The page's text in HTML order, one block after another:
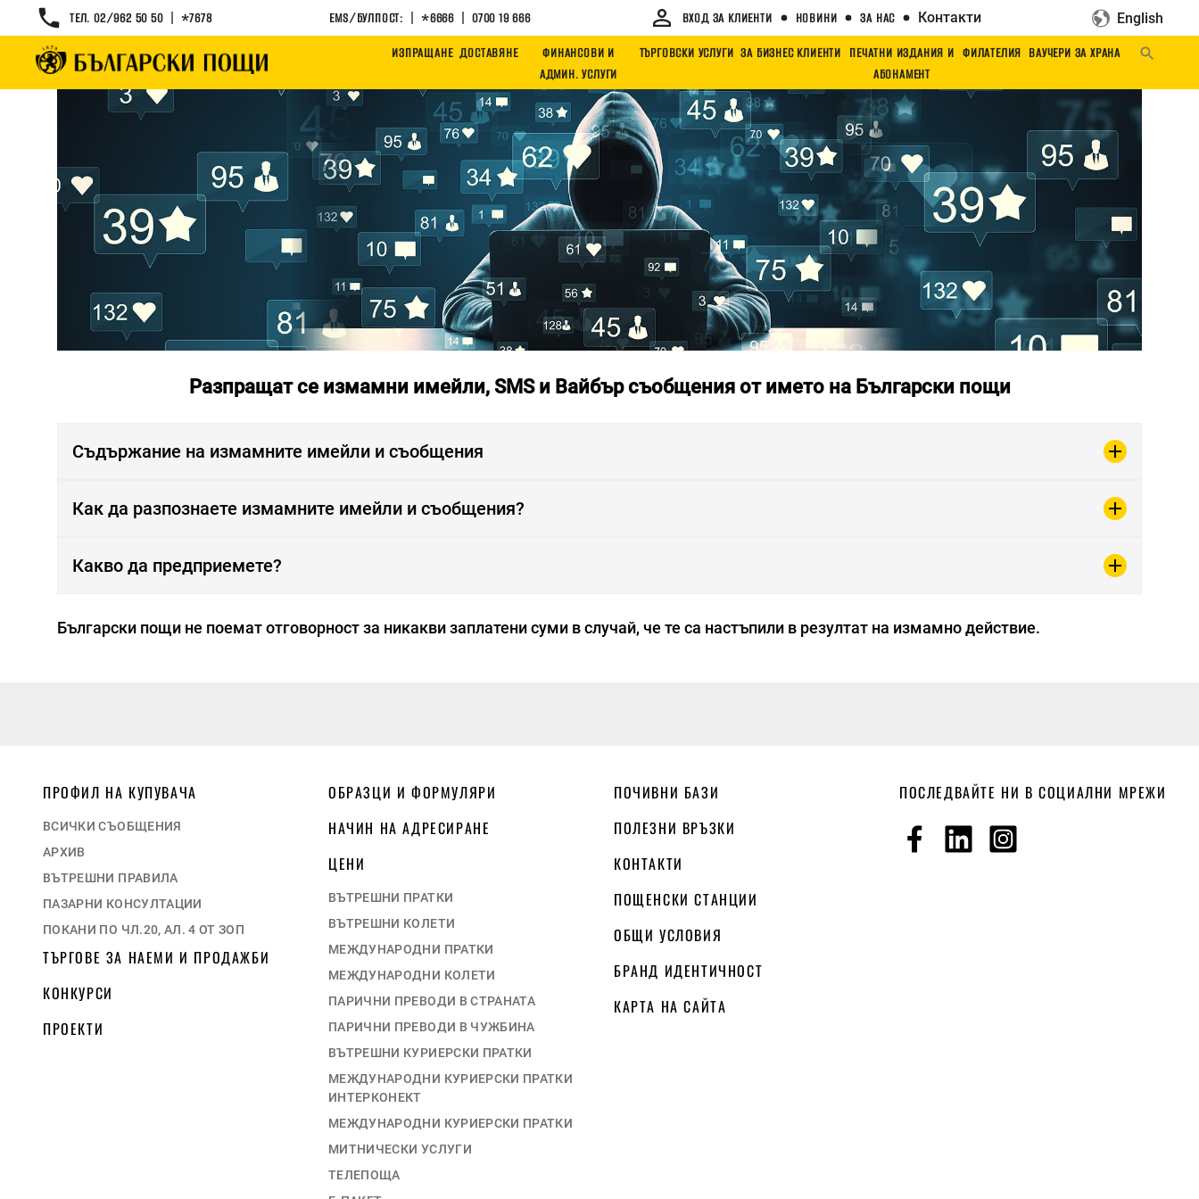
ТЕЛ. 02/962 50 50 | *7678 EMS/БУЛПОСТ: | *6666 | 0700 19 666 ВХОД ЗА КЛИЕНТИ НОВИНИ ЗА НАС Контакти English
ИЗПРАЩАНЕ ДОСТАВЯНЕ
ФИНАНСОВИ И
АДМИН. УСЛУГИ
ТЪРГОВСКИ УСЛУГИ ЗА БИЗНЕС КЛИЕНТИ ПЕЧАТНИ ИЗДАНИЯ И
АБОНАМЕНТ
ФИЛАТЕЛИЯ ВАУЧЕРИ ЗА ХРАНА
Разпращат се измамни имейли, SMS и Вайбър съобщения от името на Български пощи
Съдържание на измамните имейли и съобщения
Как да разпознаете измамните имейли и съобщения?
Какво да предприемете?
Български пощи не поемат отговорност за никакви заплатени суми в случай, че те са настъпили в резултат на измамно действие.
ПРОФИЛ НА КУПУВАЧА
ВСИЧКИ СЪОБЩЕНИЯ
АРХИВ
ВЪТРЕШНИ ПРАВИЛА
ПАЗАРНИ КОНСУЛТАЦИИ
ПОКАНИ ПО ЧЛ.20, АЛ. 4 ОТ ЗОП
ТЪРГОВЕ ЗА НАЕМИ И ПРОДАЖБИ
КОНКУРСИ
ПРОЕКТИ
ОБРАЗЦИ И ФОРМУЛЯРИ
НАЧИН НА АДРЕСИРАНЕ
ЦЕНИ
ВЪТРЕШНИ ПРАТКИ
ВЪТРЕШНИ КОЛЕТИ
МЕЖДУНАРОДНИ ПРАТКИ
МЕЖДУНАРОДНИ КОЛЕТИ
ПАРИЧНИ ПРЕВОДИ В СТРАНАТА
ПАРИЧНИ ПРЕВОДИ В ЧУЖБИНА
ВЪТРЕШНИ КУРИЕРСКИ ПРАТКИ
МЕЖДУНАРОДНИ КУРИЕРСКИ ПРАТКИ
ИНТЕРКОНЕКТ
МЕЖДУНАРОДНИ КУРИЕРСКИ ПРАТКИ
МИТНИЧЕСКИ УСЛУГИ
ТЕЛЕПОЩА
ПОЧИВНИ БАЗИ
ПОЛЕЗНИ ВРЪЗКИ
КОНТАКТИ
ПОЩЕНСКИ СТАНЦИИ
ОБЩИ УСЛОВИЯ
БРАНД ИДЕНТИЧНОСТ
КАРТА НА САЙТА
ПОСЛЕДВАЙТЕ НИ В СОЦИАЛНИ МРЕЖИ